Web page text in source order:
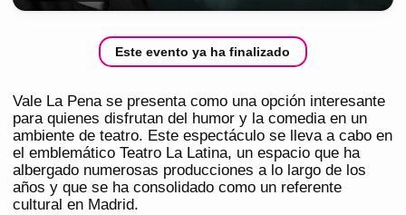
Este evento ya ha finalizado
Vale La Pena se presenta como una opción interesante
para quienes disfrutan del humor y la comedia en un
ambiente de teatro. Este espectáculo se lleva a cabo en
el emblemático Teatro La Latina, un espacio que ha
albergado numerosas producciones a lo largo de los
años y que se ha consolidado como un referente
cultural en Madrid.